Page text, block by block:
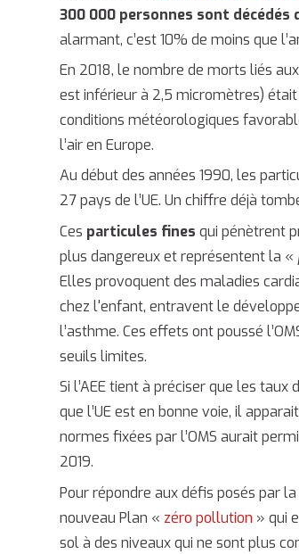
300 000 personnes sont décédés
alarmant, c’est 10% de moins que
En 2018, le nombre de morts liés
est inférieur à 2,5 micromètres)
conditions météorologiques
l’air en Europe.
Au début des années 1990, les
27 pays de l’UE. Un chiffre déjà
Ces particules fines qui pénètrent
plus dangereux et représentent la «
Elles provoquent des maladies
chez l'enfant, entravent le
l’asthme. Ces effets ont poussé
seuils limites.
Si l’AEE tient à préciser que les
que l’UE est en bonne voie, il
normes fixées par l’OMS aurait
2019.
Pour répondre aux défis posés par
nouveau Plan « zéro pollution » qui
sol à des niveaux qui ne sont plus